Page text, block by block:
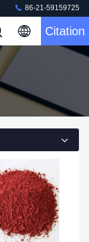
86-21-59159725
Citation